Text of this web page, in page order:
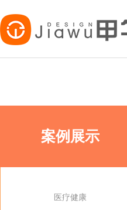
案例展示
医疗健康